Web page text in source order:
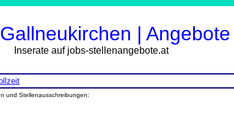
| Angebote
Inserate auf jobs-stellenangebote.at
und Stellenausschreibungen: